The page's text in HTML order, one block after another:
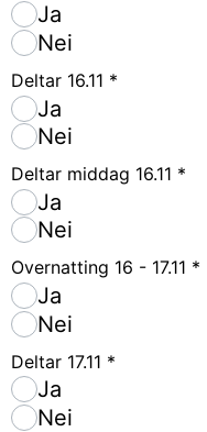
Ja
Nei
Deltar 16.11 *
Ja
Nei
Deltar middag 16.11 *
Ja
Nei
Overnatting 16 - 17.11 *
Ja
Nei
Deltar 17.11 *
Ja
Nei